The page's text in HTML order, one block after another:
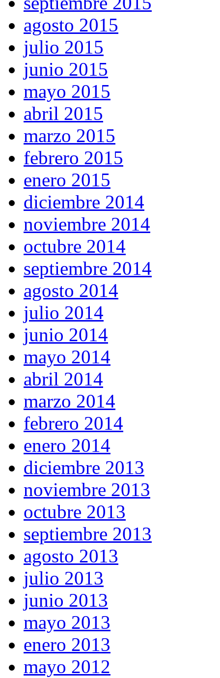
agosto 2015
julio 2015
junio 2015
mayo 2015
abril 2015
marzo 2015
febrero 2015
enero 2015
diciembre 2014
noviembre 2014
octubre 2014
septiembre 2014
agosto 2014
julio 2014
junio 2014
mayo 2014
abril 2014
marzo 2014
febrero 2014
enero 2014
diciembre 2013
noviembre 2013
octubre 2013
septiembre 2013
agosto 2013
julio 2013
junio 2013
mayo 2013
enero 2013
mayo 2012